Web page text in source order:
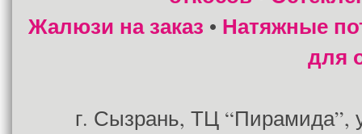
Жалюзи на заказ • Натяжные
для
г. Сызрань, ТЦ “Пирамида”,